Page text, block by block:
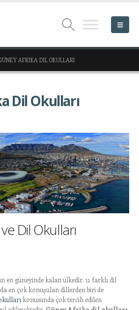
AFRIKA DIL OKULLARI
Dil Okulları
Dil Okulları
en güneyinde kalan ülkedir. 11 farklı dil
en çok konuşulan dillerden biri de
konusunda çok tercih edilen